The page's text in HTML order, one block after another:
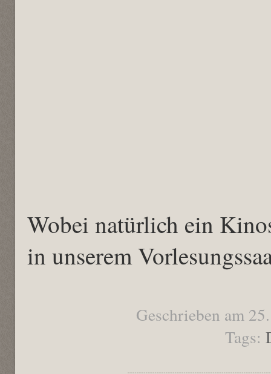
Wobei natürlich ein
in unserem
Geschrieben am
Tags: